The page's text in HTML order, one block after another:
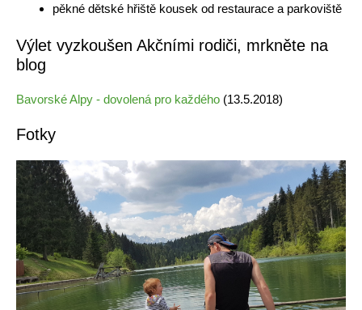
pěkné dětské hřiště kousek od restaurace a parkoviště
Výlet vyzkoušen Akčními rodiči, mrkněte na
blog
Bavorské Alpy - dovolená pro každého (13.5.2018)
Fotky